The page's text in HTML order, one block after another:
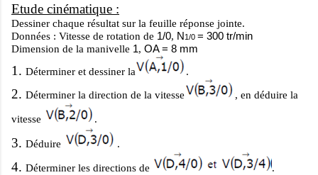
Etude cinématique :
Dessiner chaque résultat sur la feuille réponse jointe.
Données : Vitesse de rotation de 1/0, N1/0 = 300 tr/min
Dimension de la manivelle 1, OA = 8 mm
1. Déterminer et dessiner la .
2. Déterminer la direction de la vitesse , en déduire la
vitesse .
3. Déduire .
4. Déterminer les directions de .